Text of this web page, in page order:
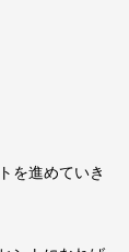
を進めていき